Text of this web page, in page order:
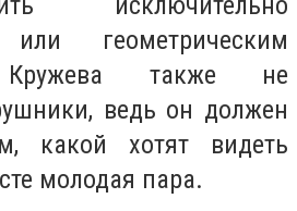
или геометрическим
Кружева также не
ведь он должен
какой хотят видеть
молодая пара.